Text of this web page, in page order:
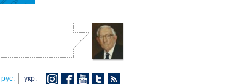
рус. укр.